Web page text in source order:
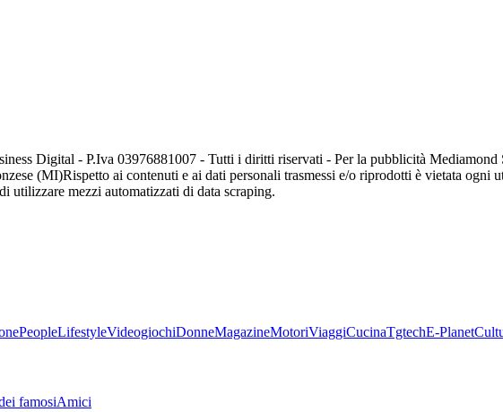
Digital - P.Iva 03976881007 - Tutti i diritti riservati - Per la pubblicità
(MI)Rispetto ai contenuti e ai dati personali trasmessi e/o riprodotti è vietata ogni
utilizzare mezzi automatizzati di data scraping.
PeopleLifestyleVideogiochiDonneMagazineMotoriViaggiCucinaTgtechE-Planet
famosiAmici